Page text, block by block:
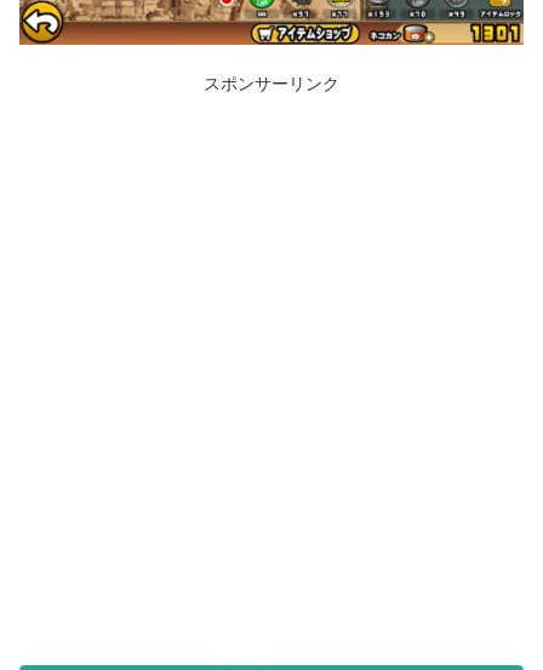
スポンサーリンク